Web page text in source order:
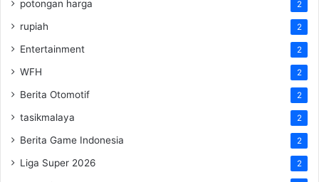
potongan harga 2
rupiah 2
Entertainment 2
WFH 2
Berita Otomotif 2
tasikmalaya 2
Berita Game Indonesia 2
Liga Super 2026 2